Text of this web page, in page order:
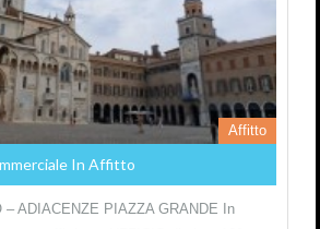
Affitto
In Affitto
– ADIACENZE PIAZZA GRANDE In